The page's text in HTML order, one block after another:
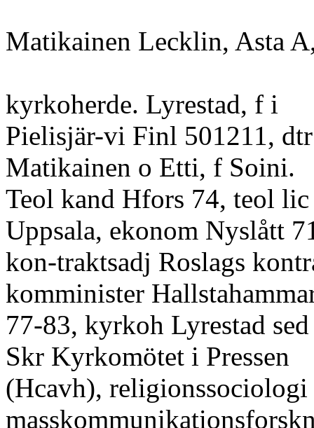
Matikainen Lecklin, Asta
kyrkoherde. Lyrestad, f i
Pielisjär-vi Finl 501211,
Matikainen o Etti, f Soini.
Teol kand Hfors 74, teol lic
Uppsala, ekonom Nyslått
kon-traktsadj Roslags
komminister
77-83, kyrkoh Lyrestad
Skr Kyrkomötet i Pressen
(Hcavh), religionssociologi